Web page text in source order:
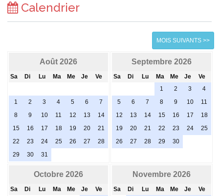
Calendrier
MOIS SUIVANTS >>
Août 2026
Sa Di Lu Ma Me Je Ve
1 2 3 4 5 6
7
8
9 10 11 12 13
14
15
16 17 18 19 20
21
22
23 24 25 26 27
28
29
30 31
Septembre 2026
Sa Di Lu Ma Me Je
Ve
1
2 3
4
5
6 7 8 9 10
11
12
13 14 15 16 17
18
19
20 21 22 23 24
25
26
27 28 29 30
Octobre 2026
Sa Di Lu Ma Me Je
Ve
Novembre 2026
Sa Di Lu Ma Me Je
Ve